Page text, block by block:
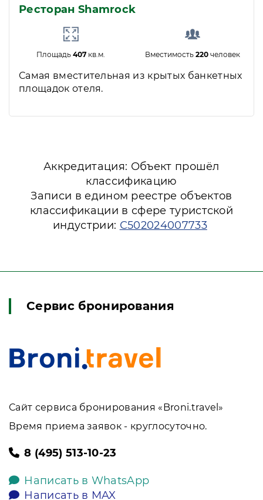
Ресторан Shamrock
Площадь407 кв.м. Вместимость220 человек
Самая вместительная из крытых банкетных
площадок отеля.
Аккредитация: Объект прошёл
классификацию
Записи в едином реестре объектов
классификации в сфере туристской
индустрии: С502024007733
Сервис бронирования
Сайт сервиса бронирования «Broni.travel»
Время приема заявок - круглосуточно.
8 (495) 513-10-23
Написать в WhatsApp
Написать в MAX